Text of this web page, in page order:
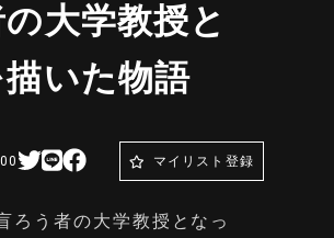
大学教授と
いた物語
マイリスト登録
ろう者の大学教授となっ